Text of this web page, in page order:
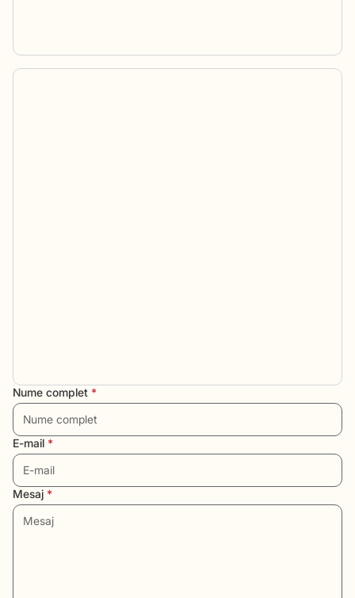
Nume complet *
E-mail *
Mesaj *